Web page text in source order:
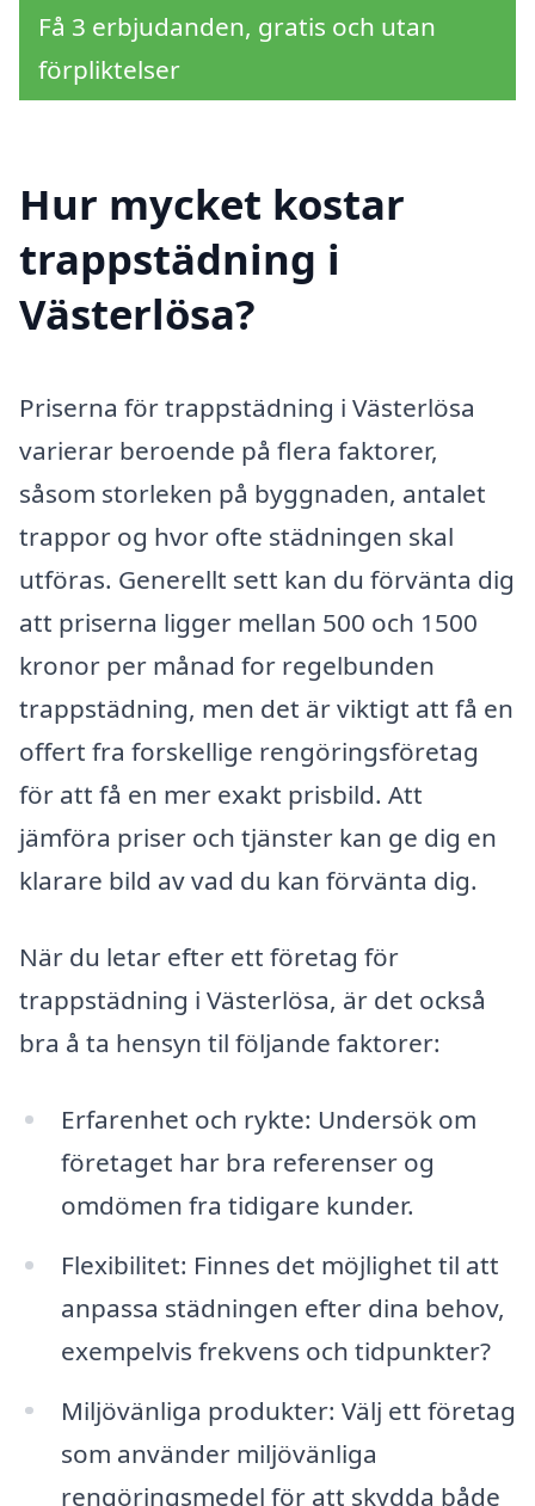
Få 3 erbjudanden, gratis och utan
förpliktelser
Hur mycket kostar
trappstädning i
Västerlösa?
Priserna för trappstädning i Västerlösa
varierar beroende på flera faktorer,
såsom storleken på byggnaden, antalet
trappor og hvor ofte städningen skal
utföras. Generellt sett kan du förvänta dig
att priserna ligger mellan 500 och 1500
kronor per månad for regelbunden
trappstädning, men det är viktigt att få en
offert fra forskellige rengöringsföretag
för att få en mer exakt prisbild. Att
jämföra priser och tjänster kan ge dig en
klarare bild av vad du kan förvänta dig.
När du letar efter ett företag för
trappstädning i Västerlösa, är det också
bra å ta hensyn til följande faktorer:
Erfarenhet och rykte: Undersök om
företaget har bra referenser og
omdömen fra tidigare kunder.
Flexibilitet: Finnes det möjlighet til att
anpassa städningen efter dina behov,
exempelvis frekvens och tidpunkter?
Miljövänliga produkter: Välj ett företag
som använder miljövänliga
rengöringsmedel för att skydda både